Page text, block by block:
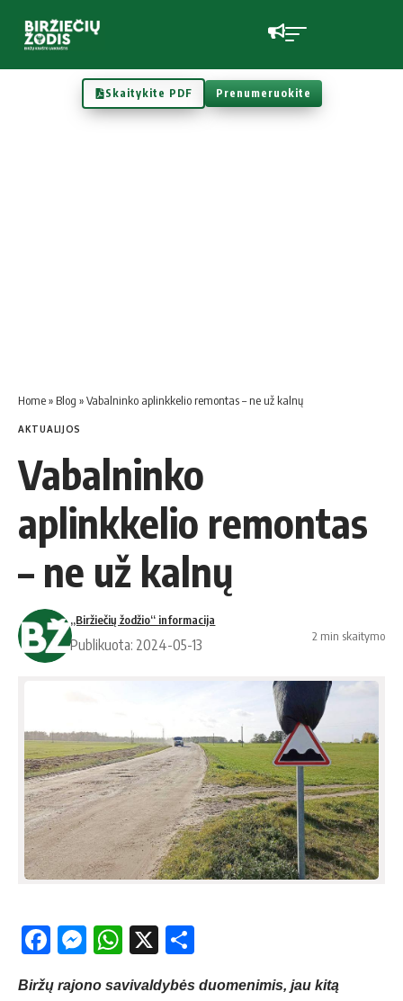
Skaitykite PDF Prenumeruokite
Home» Blog »Vabalninko aplinkkelio remontas – ne už kalnų
AKTUALIJOS
Vabalninko
aplinkkelio remontas
– ne už kalnų
„Biržiečių žodžio“ informacija
Publikuota: 2024-05-13
2 min skaitymo
Facebook
Messenger
WhatsApp
X
Biržų rajono savivaldybės duomenimis, jau kitą